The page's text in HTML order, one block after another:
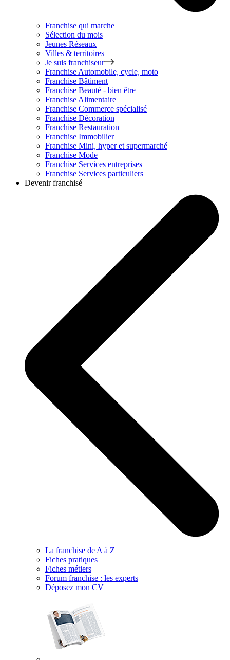
Franchise qui marche
Sélection du mois
Jeunes Réseaux
Villes & territoires
Je suis franchiseur
Franchise Automobile, cycle, moto
Franchise Bâtiment
Franchise Beauté - bien être
Franchise Alimentaire
Franchise Commerce spécialisé
Franchise Décoration
Franchise Restauration
Franchise Immobilier
Franchise Mini, hyper et supermarché
Franchise Mode
Franchise Services entreprises
Franchise Services particuliers
Devenir franchisé
La franchise de A à Z
Fiches pratiques
Fiches métiers
Forum franchise : les experts
Déposez mon CV